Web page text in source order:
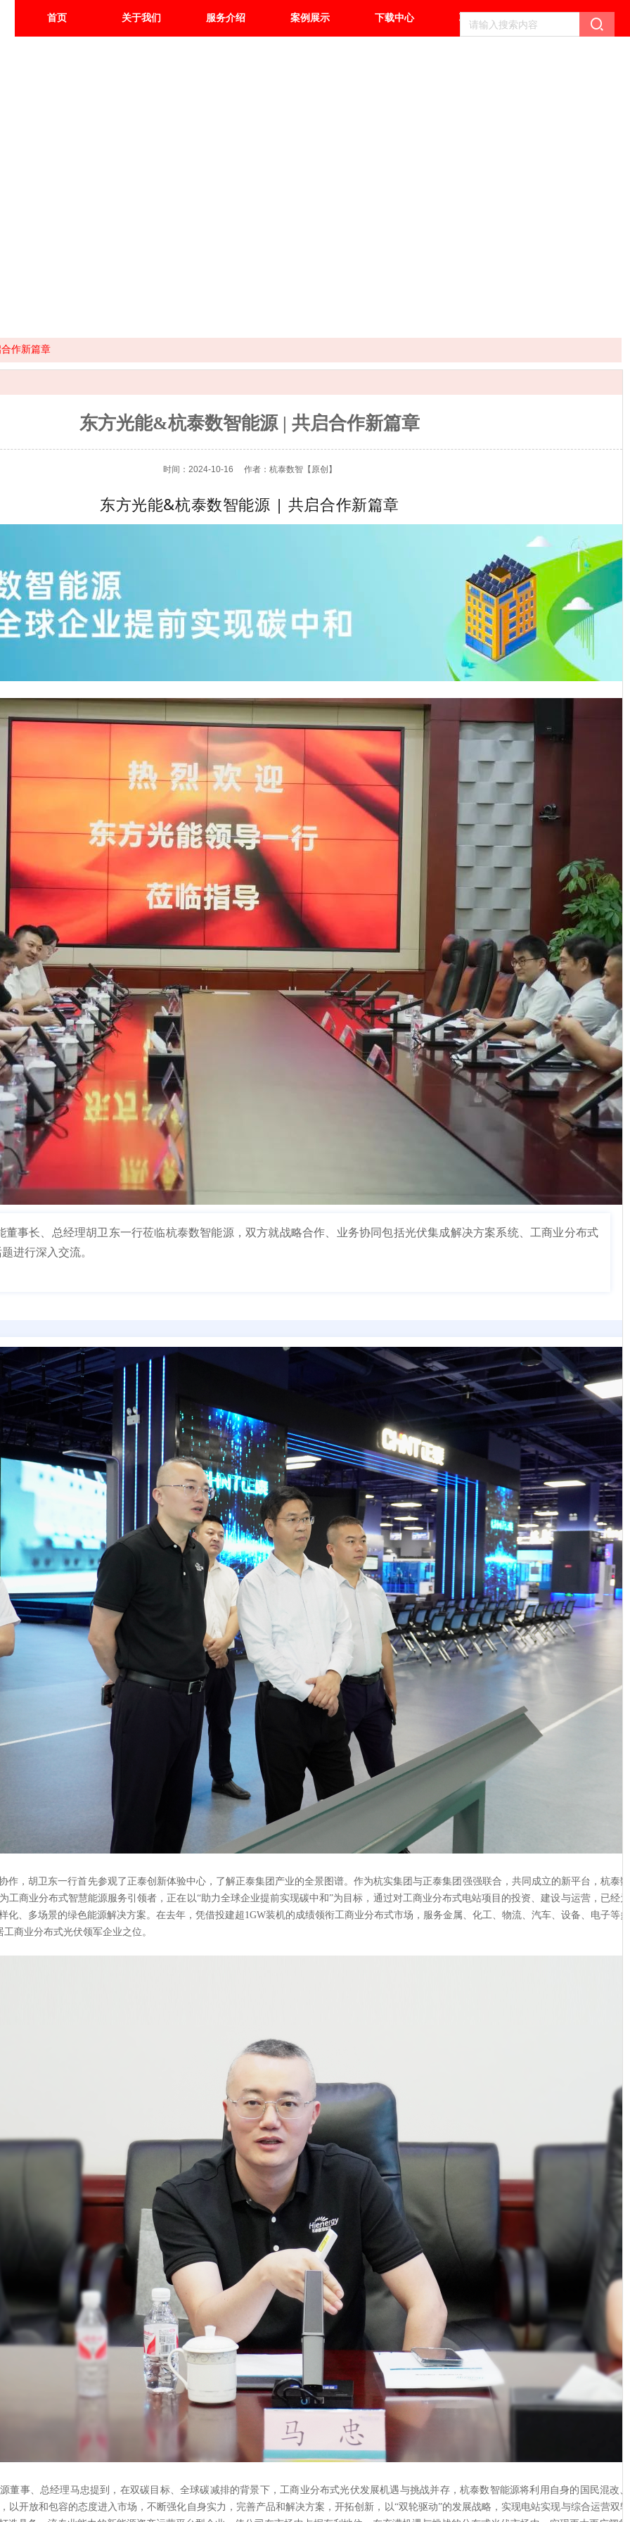
首页 关于我们 服务介绍 案例展示 下载中心 联系我们
作新篇章
东方光能&杭泰数智能源 | 共启合作新篇章
时间：2024-10-16 作者：杭泰数智【原创】
东方光能&杭泰数智能源 | 共启合作新篇章
董事长、总经理胡卫东一行莅临杭泰数智能源，双方就战略合作、业务协同包括光伏集成解决方案系统、工商业分布式
进行深入交流。
作，胡卫东一行首先参观了正泰创新体验中心，了解正泰集团产业的全景图谱。作为杭实集团与正泰集团强强联合，共同成立的新平台，杭泰
工商业分布式智慧能源服务引领者，正在以“助力全球企业提前实现碳中和”为目标，通过对工商业分布式电站项目的投资、建设与运营，已经
化、多场景的绿色能源解决方案。在去年，凭借投建超1GW装机的成绩领衔工商业分布式市场，服务金属、化工、物流、汽车、设备、电子等
商业分布式光伏领军企业之位。
董事、总经理马忠提到，在双碳目标、全球碳减排的背景下，工商业分布式光伏发展机遇与挑战并存，杭泰数智能源将利用自身的国民混改
以开放和包容的态度进入市场，不断强化自身实力，完善产品和解决方案，开拓创新，以“双轮驱动”的发展战略，实现电站实现与综合运营双